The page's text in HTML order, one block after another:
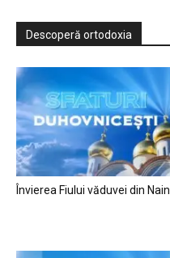
Descoperă ortodoxia
Învierea Fiului văduvei din Nain